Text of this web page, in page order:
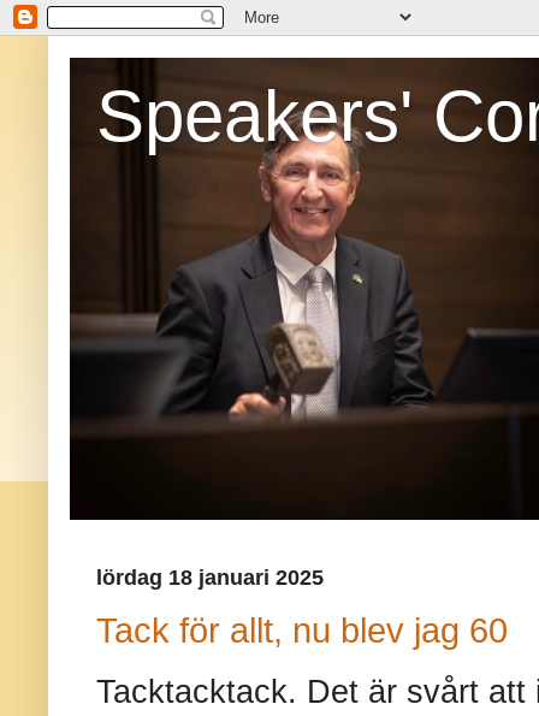
Speakers'
lördag 18 januari 2025
Tack för allt, nu blev jag 60
Tacktacktack. Det är svårt